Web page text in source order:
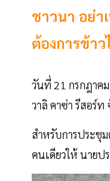
ชาวนา อย่า
ต้องการข้า
วันที่ 21 กรกฎาค
วาลิ คาซ่า รีสอร์ท
สำหรับการประชุ
คนเดียวให้ นายป